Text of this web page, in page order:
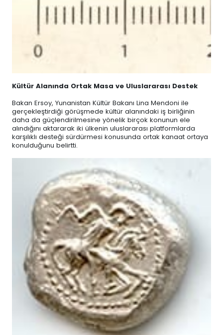
Kültür Alanında Ortak Masa ve Uluslararası Destek
Bakan Ersoy, Yunanistan Kültür Bakanı Lina Mendoni ile
gerçekleştirdiği görüşmede kültür alanındaki iş birliğinin
daha da güçlendirilmesine yönelik birçok konunun ele
alındığını aktararak iki ülkenin uluslararası platformlarda
karşılıklı desteği sürdürmesi konusunda ortak kanaat ortaya
konulduğunu belirtti.